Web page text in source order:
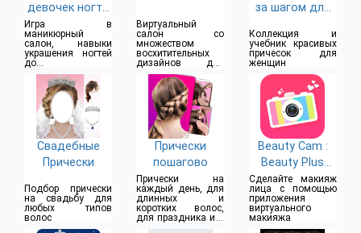
девочек ногти
Игра в
маникюрный
салон, навыки
украшения ногтей
до
профессиональног
о уровня
Виртуальный
салон со
множеством
восхитительных
дизайнов для
ногтей
за шагом для
Коллекция и
учебник красивых
причесок для
женщин
Свадебные
Прически
Подбор прически
на свадьбу для
любых типов
волос
Прически
пошагово
Прически на
каждый день, для
длинных и
коротких волос,
для праздника и в
Beauty Cam :
Beauty Plus
Camera
Сделайте макияж
лица с помощью
приложения
виртуального
макияжа